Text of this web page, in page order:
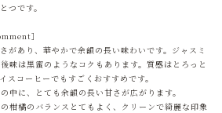
つです。
］
があり、華やかで余韻の長い味わいです。ジャスミ
味は黒蜜のようなコクもあります。質感はとろっと
スコーヒーでもすごくおすすめです。
中に、とても余韻の長い甘さが広がります。
柑橘のバランスとてもよく、クリーンで綺麗な印象